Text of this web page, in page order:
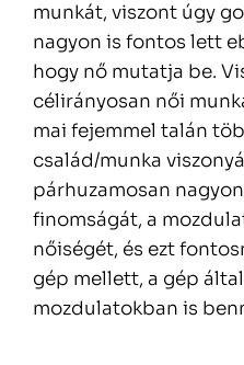
munkát, viszont úgy
nagyon is fontos lett
hogy nő mutatja be.
célirányosan női
mai fejemmel talán
család/munka
párhuzamosan
finomságát, a
nőiségét, és ezt
gép mellett, a gép
mozdulatokban is